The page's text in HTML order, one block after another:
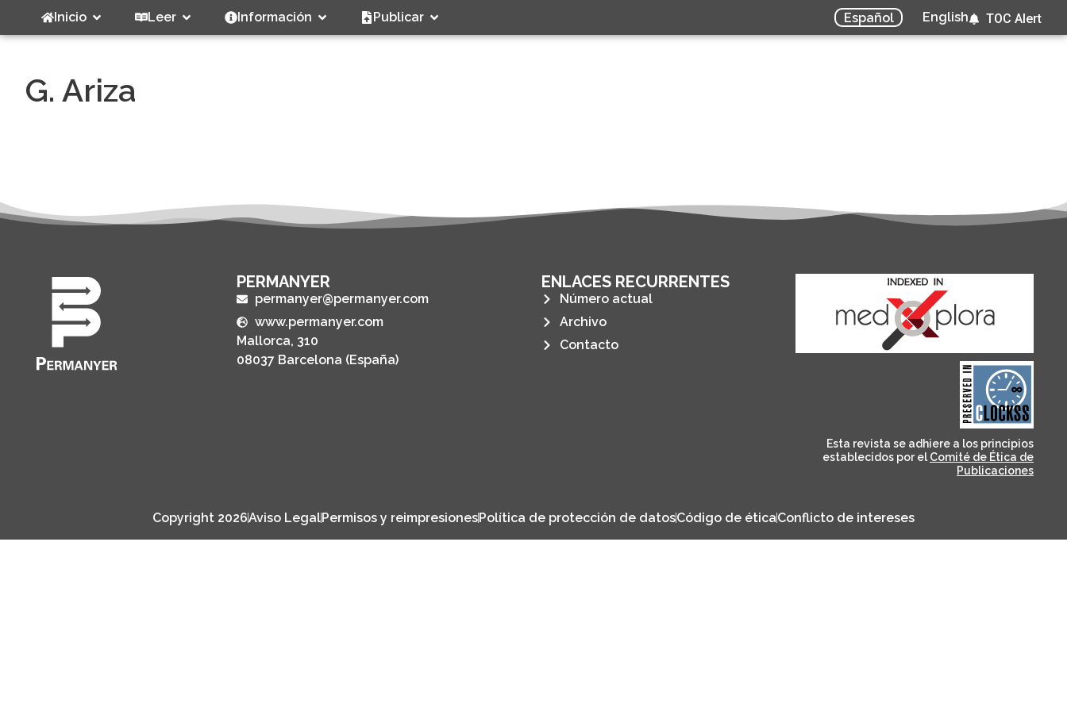
Inicio Leer Información Publicar Español English TOC Alert
G. Ariza
PERMANYER
permanyer@permanyer.com
www.permanyer.com
Mallorca, 310
08037 Barcelona (España)
ENLACES RECURRENTES
Número actual
Archivo
Contacto
CLOCKSS is a dak archive
that ensures the long-
term survival of web-
based scholary
publications, governed by
and for its stakeholders.
Esta revista se adhiere a los principios
establecidos por el Comité de Ética de
Publicaciones
Copyright 2026Aviso LegalPermisos y reimpresionesPolítica de protección de datosCódigo de éticaConflicto de intereses